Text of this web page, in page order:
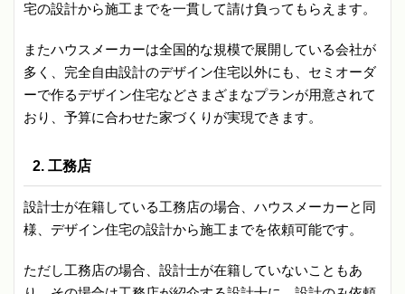
宅の設計から施工までを一貫して請け負ってもらえます。
またハウスメーカーは全国的な規模で展開している会社が
多く、完全自由設計のデザイン住宅以外にも、セミオーダ
ーで作るデザイン住宅などさまざまなプランが用意されて
おり、予算に合わせた家づくりが実現できます。
2. 工務店
設計士が在籍している工務店の場合、ハウスメーカーと同
様、デザイン住宅の設計から施工までを依頼可能です。
ただし工務店の場合、設計士が在籍していないこともあ